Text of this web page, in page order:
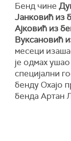
Бенд чине
Јанковић из
Ајковић из
Вуксановић
месеци
је одмах
специјални
бенду Oxajo
бенда Артан